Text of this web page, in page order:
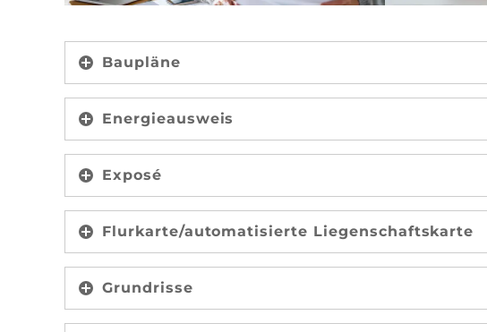
Baupläne
Energieausweis
Exposé
Flurkarte/automatisierte Liegenschaftskarte
Grundrisse